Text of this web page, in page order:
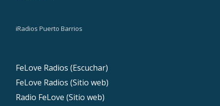
iRadios Puerto Barrios
FeLove Radios (Escuchar)
FeLove Radios (Sitio web)
Radio FeLove (Sitio web)